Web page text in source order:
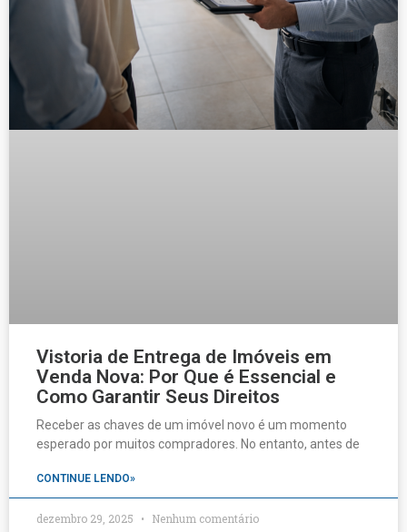
Vistoria de Entrega de Imóveis em
Venda Nova: Por Que é Essencial e
Como Garantir Seus Direitos
Receber as chaves de um imóvel novo é um momento
esperado por muitos compradores. No entanto, antes de
CONTINUE LENDO»
dezembro 29, 2025 Nenhum comentário